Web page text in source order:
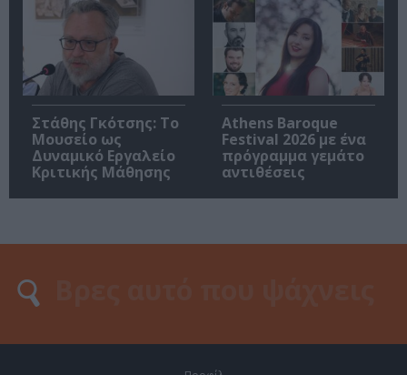
Στάθης Γκότσης: Το
Μουσείο ως
Δυναμικό Εργαλείο
Κριτικής Μάθησης
Athens Baroque
Festival 2026 με ένα
πρόγραμμα γεμάτο
αντιθέσεις